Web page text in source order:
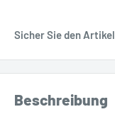
Sicher Sie den Artikel
Beschreibung